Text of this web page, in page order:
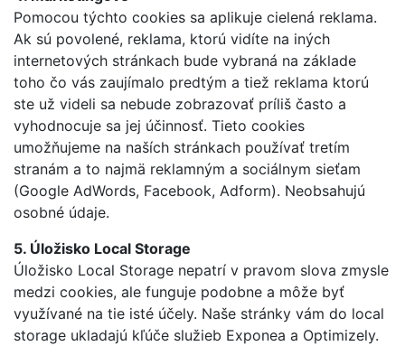
Pomocou týchto cookies sa aplikuje cielená reklama.
Ak sú povolené, reklama, ktorú vidíte na iných
internetových stránkach bude vybraná na základe
toho čo vás zaujímalo predtým a tiež reklama ktorú
ste už videli sa nebude zobrazovať príliš často a
vyhodnocuje sa jej účinnosť. Tieto cookies
umožňujeme na naších stránkach používať tretím
stranám a to najmä reklamným a sociálnym sieťam
(Google AdWords, Facebook, Adform). Neobsahujú
osobné údaje.
5. Úložisko Local Storage
Úložisko Local Storage nepatrí v pravom slova zmysle
medzi cookies, ale funguje podobne a môže byť
využívané na tie isté účely. Naše stránky vám do local
storage ukladajú kľúče služieb Exponea a Optimizely.